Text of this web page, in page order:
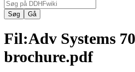
Fil:Adv Systems
brochure.pdf